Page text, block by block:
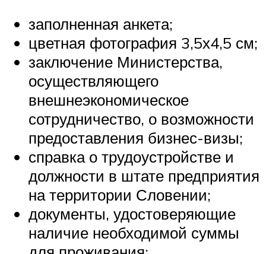
заполненная анкета;
цветная фотография 3,5х4,5 см;
заключение Министерства,
осуществляющего
внешнеэкономическое
сотрудничество, о возможности
предоставления бизнес-визы;
справка о трудоустройстве и
должности в штате предприятия
на территории Словении;
документы, удостоверяющие
наличие необходимой суммы